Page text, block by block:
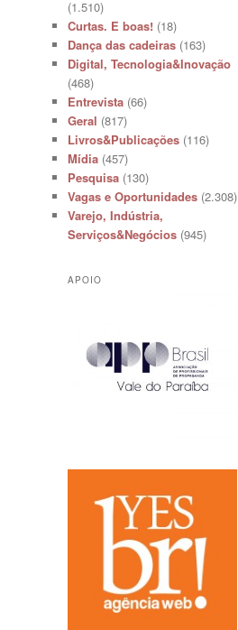
(1.510)
Curtas. E boas! (18)
Dança das cadeiras (163)
Digital, Tecnologia&Inovação
(468)
Entrevista (66)
Geral (817)
Livros&Publicações (116)
Mídia (457)
Pesquisa (130)
Vagas e Oportunidades (2.308)
Varejo, Indústria,
Serviços&Negócios (945)
APOIO